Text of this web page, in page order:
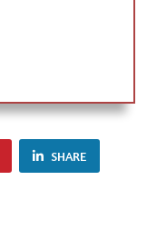
SHARE